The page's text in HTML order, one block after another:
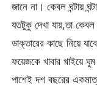
জানে না। কেবল ঘন্টায়
যতটুকু দেখা যায়,তা
ডাক্তারের কাছে নিয়ে
ফয়েজকে খাবার খাইয়ে ঘুম
পাশেই দশ বছরের